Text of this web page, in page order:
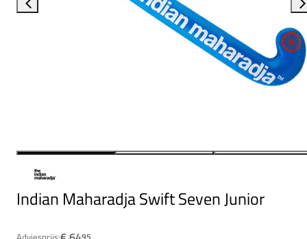
Indian Maharadja Swift Seven Junior
95